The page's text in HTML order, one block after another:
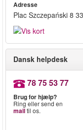
Adresse
Plac Szczepański 8
Dansk helpdesk
78 75 53 77
Brug for hjælp?
Ring eller send en
mailtil os.